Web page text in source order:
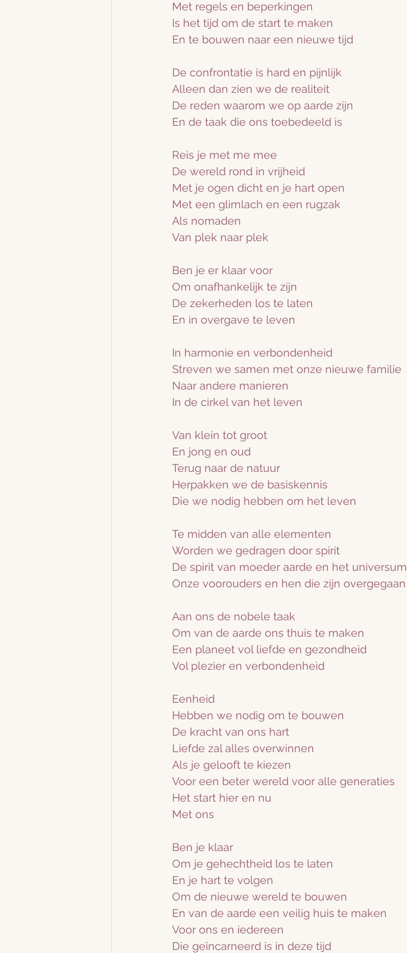
Met regels en beperkingen
Is het tijd om de start te maken
En te bouwen naar een nieuwe tijd
De confrontatie is hard en pijnlijk
Alleen dan zien we de realiteit
De reden waarom we op aarde zijn
En de taak die ons toebedeeld is
Reis je met me mee
De wereld rond in vrijheid
Met je ogen dicht en je hart open
Met een glimlach en een rugzak
Als nomaden
Van plek naar plek
Ben je er klaar voor
Om onafhankelijk te zijn
De zekerheden los te laten
En in overgave te leven
In harmonie en verbondenheid
Streven we samen met onze nieuwe familie
Naar andere manieren
In de cirkel van het leven
Van klein tot groot
En jong en oud
Terug naar de natuur
Herpakken we de basiskennis
Die we nodig hebben om het leven
Te midden van alle elementen
Worden we gedragen door spirit
De spirit van moeder aarde en het universum
Onze voorouders en hen die zijn overgegaan
Aan ons de nobele taak
Om van de aarde ons thuis te maken
Een planeet vol liefde en gezondheid
Vol plezier en verbondenheid
Eenheid
Hebben we nodig om te bouwen
De kracht van ons hart
Liefde zal alles overwinnen
Als je gelooft te kiezen
Voor een beter wereld voor alle generaties
Het start hier en nu
Met ons
Ben je klaar
Om je gehechtheid los te laten
En je hart te volgen
Om de nieuwe wereld te bouwen
En van de aarde een veilig huis te maken
Voor ons en iedereen
Die geïncarneerd is in deze tijd